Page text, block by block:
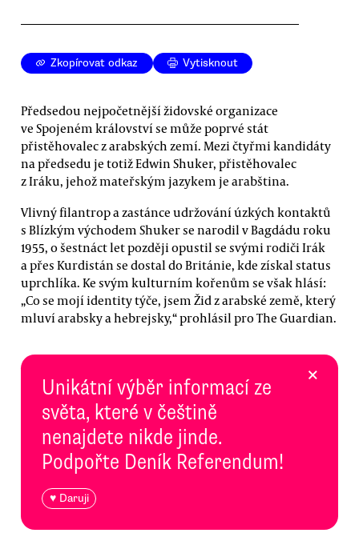
Zkopírovat odkaz Vytisknout
Předsedou nejpočetnější židovské organizace
ve Spojeném království se může poprvé stát
přistěhovalec z arabských zemí. Mezi čtyřmi kandidáty
na předsedu je totiž Edwin Shuker, přistěhovalec
z Iráku, jehož mateřským jazykem je arabština.
Vlivný filantrop a zastánce udržování úzkých kontaktů
s Blízkým východem Shuker se narodil v Bagdádu roku
1955, o šestnáct let později opustil se svými rodiči Irák
a přes Kurdistán se dostal do Británie, kde získal status
uprchlíka. Ke svým kulturním kořenům se však hlásí:
„Co se mojí identity týče, jsem Žid z arabské země, který
mluví arabsky a hebrejsky,“ prohlásil pro The Guardian.
Unikátní výběr informací ze
světa, které v češtině
nenajdete nikde jinde.
Podpořte Deník Referendum!
♥ Daruji
×